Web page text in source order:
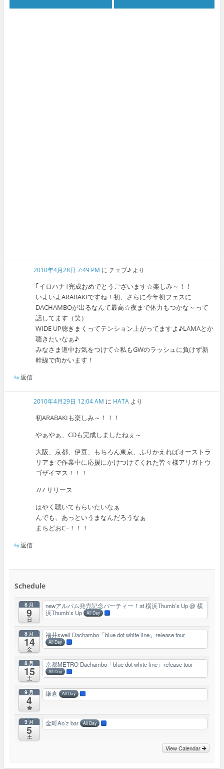
2010年4月28日 7:49 PM にチェブ♪ より
｢イロハナ｣完成おめでとうございます☆楽しみ～！！
いよいよARABAKIですね！初、さらに今年初フェスに
DACHAMBOが出るなんて最高☆夜まで体力もつかな～って
話してます（笑）
WIDE UP聴きまくってテンション上がってますよ♪LAMAとか
聴きたいなぁ♪
みなさま道中お気をつけて☆私もGWのラッシュに負けず新
幹線で向かいます！
返信
2010年4月29日 12:04 AM に HATA より
初ARABAKIも楽しみ～！！！
やぁやぁ、CDも完成しましたねぇ～
大阪、京都、伊豆、もちろん東京、ふりかえればオーストラ
リアまで作業中に応援にかけつけてくれた皆々様アリガトウ
ゴザイマス！！！
7/7 リリース
はやく聴いてもらいたいなぁ
んでも、あっというまなんだろうなぁ
まちどおC~！！！
返信
Schedule
8月
9
日
newアルバム発売記念パーティー！at 横浜Thumb’s Up@ 横
浜Thumb’s Up
All Day
8月
14
金
福井swell Dachambo「blue dot white line」release tour
All Day
8月
15
土
京都METRO Dachambo「blue dot white line」release tour
All Day
9月
4
金
鎌倉 All Day
9月
5
土
金町Ao’z bar All Day
View Calendar